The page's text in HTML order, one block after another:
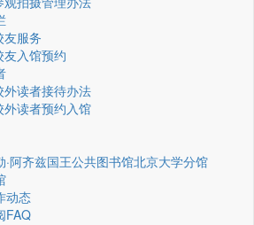
友服务
友入馆预约
外读者接待办法
外读者预约入馆
·阿齐兹国王公共图书馆北京大学分馆
动态
FAQ